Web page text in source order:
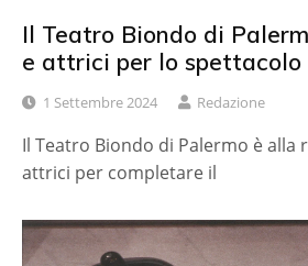
Il Teatro Biondo di
e attrici per lo spettacolo
1 Settembre 2024 Redazione
Il Teatro Biondo di Palermo è alla
attrici per completare il